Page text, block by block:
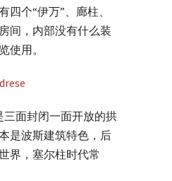
四个“伊万”、廊柱、
间，内部没有什么装
使用。
三面封闭一面开放的拱
是波斯建筑特色，后
界，塞尔柱时代常